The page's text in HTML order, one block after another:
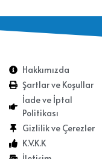
Hakkımızda
Şartlar ve Koşullar
İade ve İptal
Politikası
Gizlilik ve Çerezler
K.V.K.K